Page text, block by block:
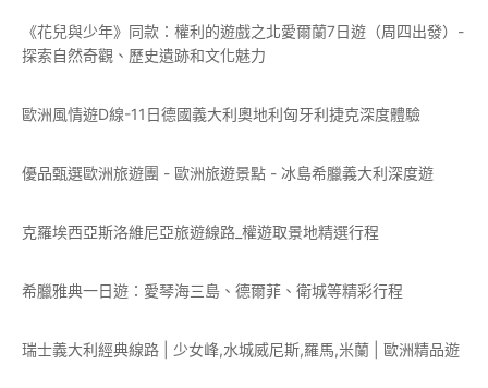
《花兒與少年》同款：權利的遊戲之北愛爾蘭7日遊（周四出發）-
探索自然奇觀、歷史遺跡和文化魅力
歐洲風情遊D線-11日德國義大利奧地利匈牙利捷克深度體驗
優品甄選歐洲旅遊團 - 歐洲旅遊景點 - 冰島希臘義大利深度遊
克羅埃西亞斯洛維尼亞旅遊線路_權遊取景地精選行程
希臘雅典一日遊：愛琴海三島、德爾菲、衛城等精彩行程
瑞士義大利經典線路 | 少女峰,水城威尼斯,羅馬,米蘭 | 歐洲精品遊